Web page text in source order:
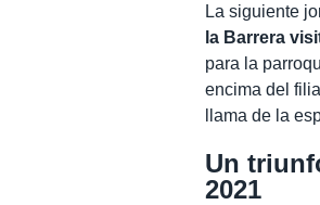
La siguiente
la Barrera
para la
encima del
llama de la
Un
2021